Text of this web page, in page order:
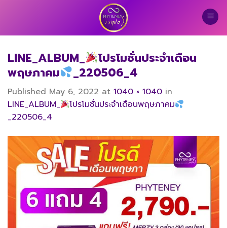
LINE_ALBUM_
โปรโมชั่นประจำเดือน
พฤษภาคม
_220506_4
Published May 6, 2022 at 1040 × 1040 in
LINE_ALBUM_
โปรโมชั่นประจำเดือนพฤษภาคม
_220506_4